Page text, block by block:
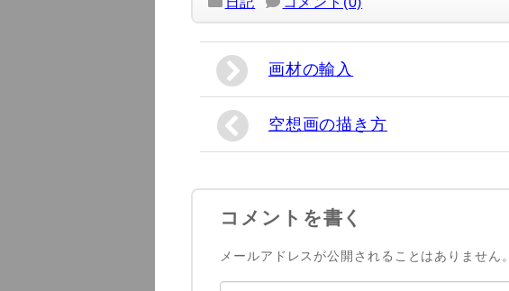
画材の輸入
空想画の描き方
コメントを書く
メールアドレスが公開されることはありません。